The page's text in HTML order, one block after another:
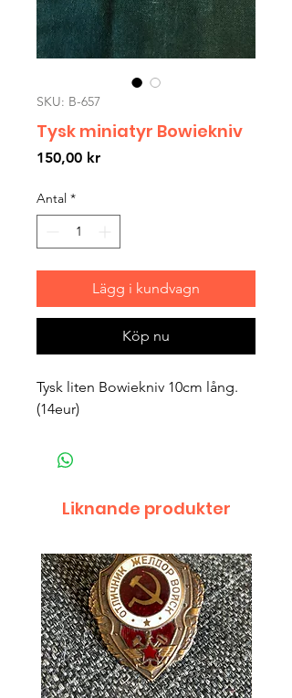
SKU: B-657
Tysk miniatyr Bowiekniv
150,00 krPris
Antal *
Lägg i kundvagn
Köp nu
Tysk liten Bowiekniv 10cm lång.
(14eur)
Liknande produkter